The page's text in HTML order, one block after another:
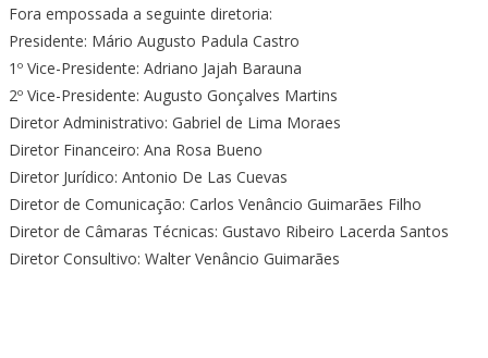
Fora empossada a seguinte diretoria:
Presidente: Mário Augusto Padula Castro
1º Vice-Presidente: Adriano Jajah Barauna
2º Vice-Presidente: Augusto Gonçalves Martins
Diretor Administrativo: Gabriel de Lima Moraes
Diretor Financeiro: Ana Rosa Bueno
Diretor Jurídico: Antonio De Las Cuevas
Diretor de Comunicação: Carlos Venâncio Guimarães Filho
Diretor de Câmaras Técnicas: Gustavo Ribeiro Lacerda Santos
Diretor Consultivo: Walter Venâncio Guimarães